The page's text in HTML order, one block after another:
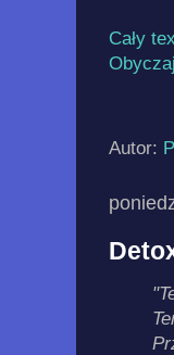
Cały
Autor: